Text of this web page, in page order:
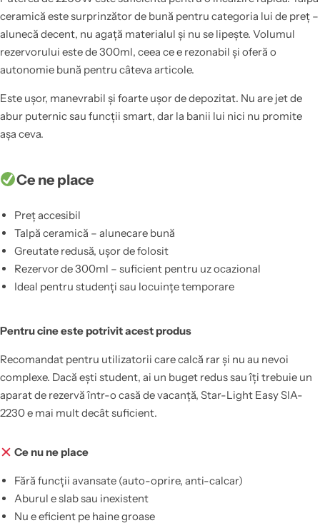
ceramică este surprinzător de bună pentru categoria lui de preț –
alunecă decent, nu agață materialul și nu se lipește. Volumul
rezervorului este de 300ml, ceea ce e rezonabil și oferă o
autonomie bună pentru câteva articole.
Este ușor, manevrabil și foarte ușor de depozitat. Nu are jet de
abur puternic sau funcții smart, dar la banii lui nici nu promite
așa ceva.
Ce ne place
Preț accesibil
Talpă ceramică – alunecare bună
Greutate redusă, ușor de folosit
Rezervor de 300ml – suficient pentru uz ocazional
Ideal pentru studenți sau locuințe temporare
Pentru cine este potrivit acest produs
Recomandat pentru utilizatorii care calcă rar și nu au nevoi
complexe. Dacă ești student, ai un buget redus sau îți trebuie un
aparat de rezervă într-o casă de vacanță, Star-Light Easy SIA-
2230 e mai mult decât suficient.
Ce nu ne place
Fără funcții avansate (auto-oprire, anti-calcar)
Aburul e slab sau inexistent
Nu e eficient pe haine groase